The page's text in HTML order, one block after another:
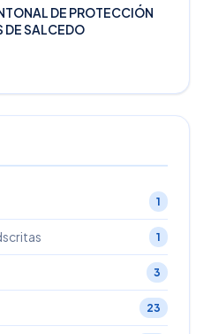
DE PROTECCIÓN
DE SALCEDO
1
1
3
23